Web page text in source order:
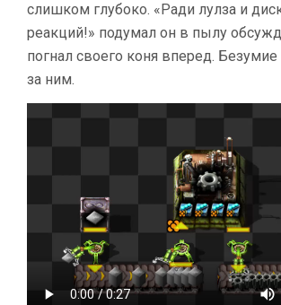
слишком глубоко. «Ради лулза и
реакций!» подумал он в пылу
погнал своего коня вперед.
за ним.